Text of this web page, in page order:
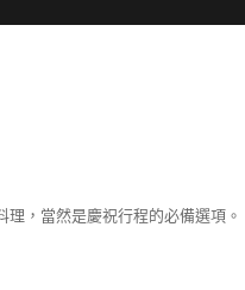
，當然是慶祝行程的必備選項。